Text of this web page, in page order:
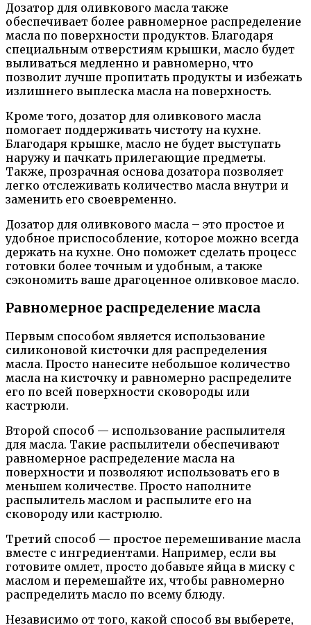
Дозатор для оливкового масла также
обеспечивает более равномерное распределение
масла по поверхности продуктов. Благодаря
специальным отверстиям крышки, масло будет
выливаться медленно и равномерно, что
позволит лучше пропитать продукты и избежать
излишнего выплеска масла на поверхность.
Кроме того, дозатор для оливкового масла
помогает поддерживать чистоту на кухне.
Благодаря крышке, масло не будет выступать
наружу и пачкать прилегающие предметы.
Также, прозрачная основа дозатора позволяет
легко отслеживать количество масла внутри и
заменить его своевременно.
Дозатор для оливкового масла – это простое и
удобное приспособление, которое можно всегда
держать на кухне. Оно поможет сделать процесс
готовки более точным и удобным, а также
сэкономить ваше драгоценное оливковое масло.
Равномерное распределение масла
Первым способом является использование
силиконовой кисточки для распределения
масла. Просто нанесите небольшое количество
масла на кисточку и равномерно распределите
его по всей поверхности сковороды или
кастрюли.
Второй способ — использование распылителя
для масла. Такие распылители обеспечивают
равномерное распределение масла на
поверхности и позволяют использовать его в
меньшем количестве. Просто наполните
распылитель маслом и распылите его на
сковороду или кастрюлю.
Третий способ — простое перемешивание масла
вместе с ингредиентами. Например, если вы
готовите омлет, просто добавьте яйца в миску с
маслом и перемешайте их, чтобы равномерно
распределить масло по всему блюду.
Независимо от того, какой способ вы выберете,